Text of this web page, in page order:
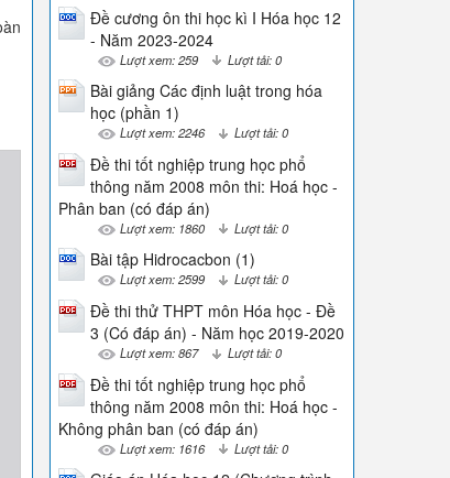
Đề cương ôn thi học kì I Hóa học 12
- Năm 2023-2024
Lượt xem: 259 Lượt tải: 0
Bài giảng Các định luật trong hóa
học (phần 1)
Lượt xem: 2246 Lượt tải: 0
Đề thi tốt nghiệp trung học phổ
thông năm 2008 môn thi: Hoá học -
Phân ban (có đáp án)
Lượt xem: 1860 Lượt tải: 0
Bài tập Hidrocacbon (1)
Lượt xem: 2599 Lượt tải: 0
Đề thi thử THPT môn Hóa học - Đề
3 (Có đáp án) - Năm học 2019-2020
Lượt xem: 867 Lượt tải: 0
Đề thi tốt nghiệp trung học phổ
thông năm 2008 môn thi: Hoá học -
Không phân ban (có đáp án)
Lượt xem: 1616 Lượt tải: 0